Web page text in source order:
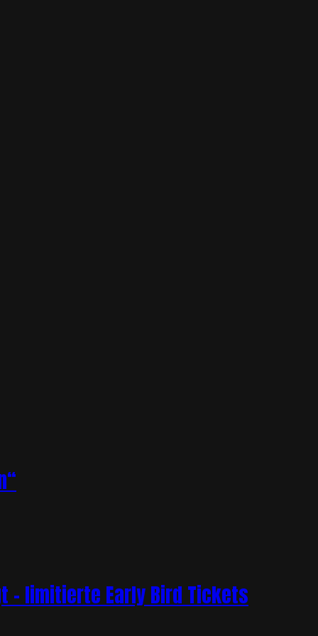
– limitierte Early Bird Tickets